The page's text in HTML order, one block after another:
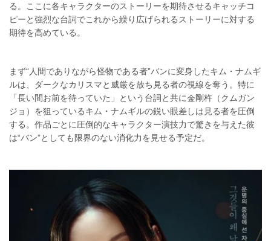
る。ここに各キャラクターのストーリーを期待させるキャッチコ
ピーと強烈な台詞でこれから繰り広げられるストーリーに対する
期待を高めている。
まず“人間でありながら怪物である者”バンに変身したキム・ナムギ
ルは、ダークなカリスマと威厳を放ち見る者の視線を奪う。特に
「長い間お前を待っていた」という台詞と共に金剛杵（クムガン
ジョ）を狙っているキム・ナムギルの鋭い眼差しは見る者を圧倒
する。作品ごとに圧倒的なキャラクター演技力で驚きを与えた彼
は“バン”としても限界のない消化力を見せる予定だ。